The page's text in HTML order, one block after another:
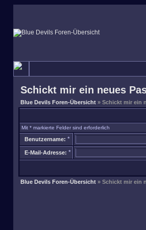
Schickt mir ein neues
Blue Devils Foren-Übersicht » Schickt mir ein
Mit * markierte Felder sind erforderlich
Benutzername: *
E-Mail-Adresse: *
Blue Devils Foren-Übersicht » Schickt mir ein